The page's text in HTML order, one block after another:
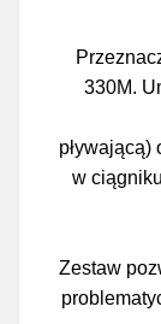
330M.
w
Zestaw